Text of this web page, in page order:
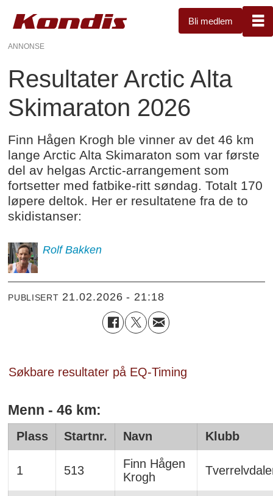
Bli medlem
ANNONSE
Resultater Arctic Alta
Skimaraton 2026
Finn Hågen Krogh ble vinner av det 46 km
lange Arctic Alta Skimaraton som var første
del av helgas Arctic-arrangement som
fortsetter med fatbike-ritt søndag. Totalt 170
løpere deltok. Her er resultatene fra de to
skidistanser:
Rolf Bakken
PUBLISERT 21.02.2026 - 21:18
Søkbare resultater på EQ-Timing
Menn - 46 km:
Plass Startnr. Navn Klubb
1 513
Finn Hågen
Krogh